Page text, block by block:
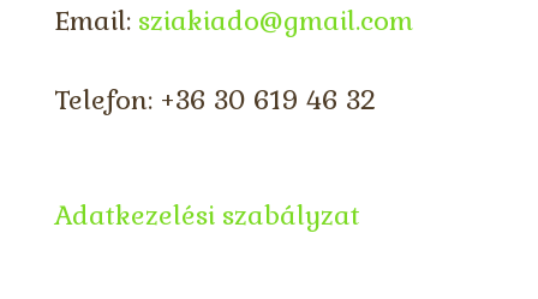
Email: sziakiado@gmail.com
Telefon: +36 30 619 46 32
Adatkezelési szabályzat